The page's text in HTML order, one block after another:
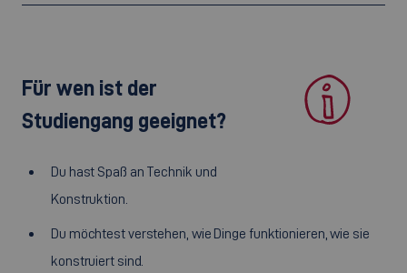
Für wen ist der
Studiengang geeignet?
Du hast Spaß an Technik und
Konstruktion.
Du möchtest verstehen, wie Dinge funktionieren, wie sie
konstruiert sind.